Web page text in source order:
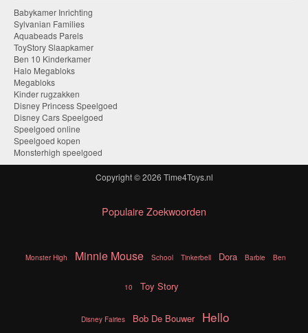
Babykamer Inrichting
Sylvanian Families
Aquabeads Parels
ToyStory Slaapkamer
Ben 10 Kinderkamer
Halo Megabloks
Megabloks
Kinder rugzakken
Disney Princess Speelgoed
Disney Cars Speelgoed
Speelgoed online
Speelgoed kopen
Monsterhigh speelgoed
Copyright © 2026 Time4Toys.nl
Populaire Zoekwoorden
Monster High Minnie Mouse School Tinkerbell Dora Barbie Ben
10 Toy Story
Disney Fairies Bob De Bouwer Hello